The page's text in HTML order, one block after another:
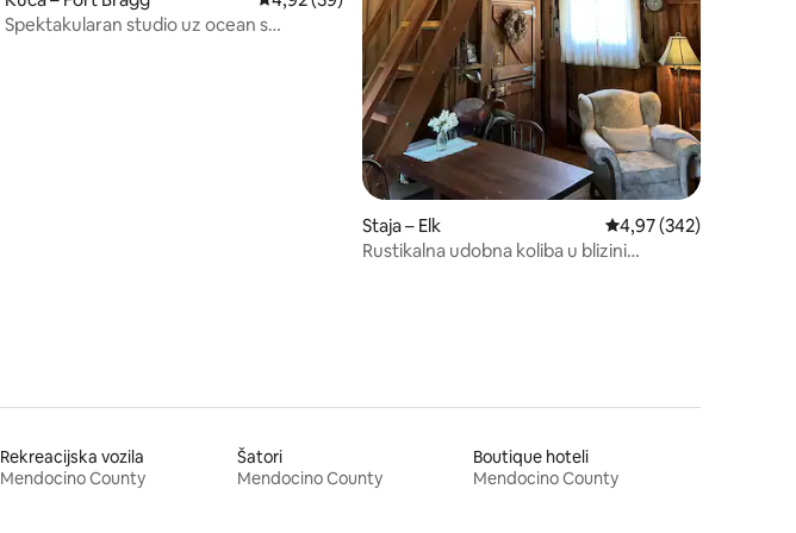
Spektakularan studio uz ocean s
Staja – Elk Prosječna ocjena:
4,97 (342)
Rustikalna udobna koliba u blizini
Rekreacijska vozila
Mendocino County
Šatori
Mendocino County
Boutique hoteli
Mendocino County